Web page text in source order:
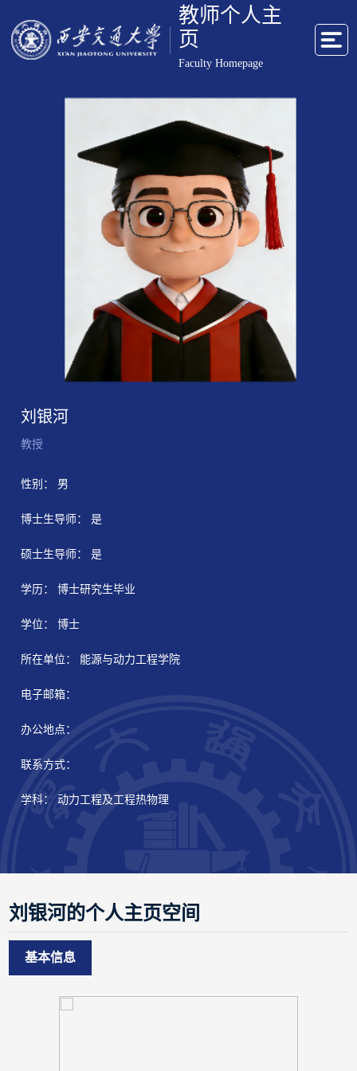
教师个人主
页
Faculty Homepage
刘银河
教授
性别： 男
博士生导师： 是
硕士生导师： 是
学历： 博士研究生毕业
学位： 博士
所在单位： 能源与动力工程学院
电子邮箱：
办公地点：
联系方式：
学科： 动力工程及工程热物理
刘银河的个人主页空间
基本信息